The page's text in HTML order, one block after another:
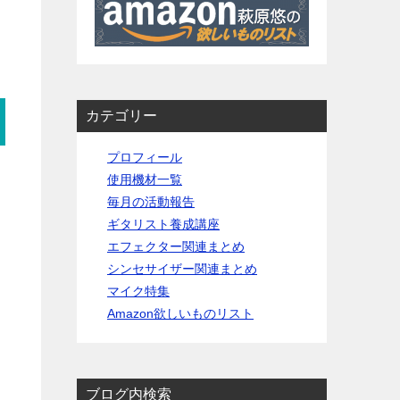
カテゴリー
プロフィール
使用機材一覧
毎月の活動報告
ギタリスト養成講座
エフェクター関連まとめ
シンセサイザー関連まとめ
マイク特集
Amazon欲しいものリスト
ブログ内検索